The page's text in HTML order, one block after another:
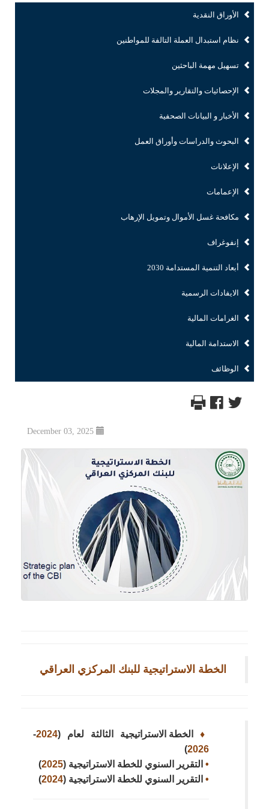
الأوراق النقدية
نظام استبدال العملة التالفة للمواطنين
تسهيل مهمة الباحثين
الإحصائيات والتقارير والمجلات
الأخبار و البيانات الصحفية
البحوث والدراسات وأوراق العمل
الإعلانات
الإعمامات
مكافحة غسل الأموال وتمويل الإرهاب
إنفوغراف
أبعاد التنمية المستدامة 2030
الايفادات الرسمية
الغرامات المالية
الاستدامة المالية
الوظائف
الخطة الاستراتيجية للبنك المركزي العراقي
♦ الخطة الاستراتيجية الثالثة لعام (2024
-
2026
)
• التقرير السنوي للخطة الاستراتيجية (2025
)
• التقرير السنوي للخطة الاستراتيجية (2024
)